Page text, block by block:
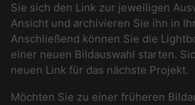
Sie sich den Link zur jeweiligen
Ansicht und archivieren Sie ihn in
Anschließend können Sie die
einer neuen Bildauswahl starten.
neuen Link für das nächste Projekt.
Möchten Sie zu einer früheren